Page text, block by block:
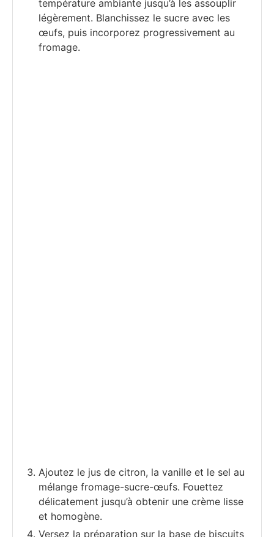
température ambiante jusqu’à les assouplir
légèrement. Blanchissez le sucre avec les
œufs, puis incorporez progressivement au
fromage.
Ajoutez le jus de citron, la vanille et le sel au
mélange fromage-sucre-œufs. Fouettez
délicatement jusqu’à obtenir une crème lisse
et homogène.
Versez la préparation sur la base de biscuits